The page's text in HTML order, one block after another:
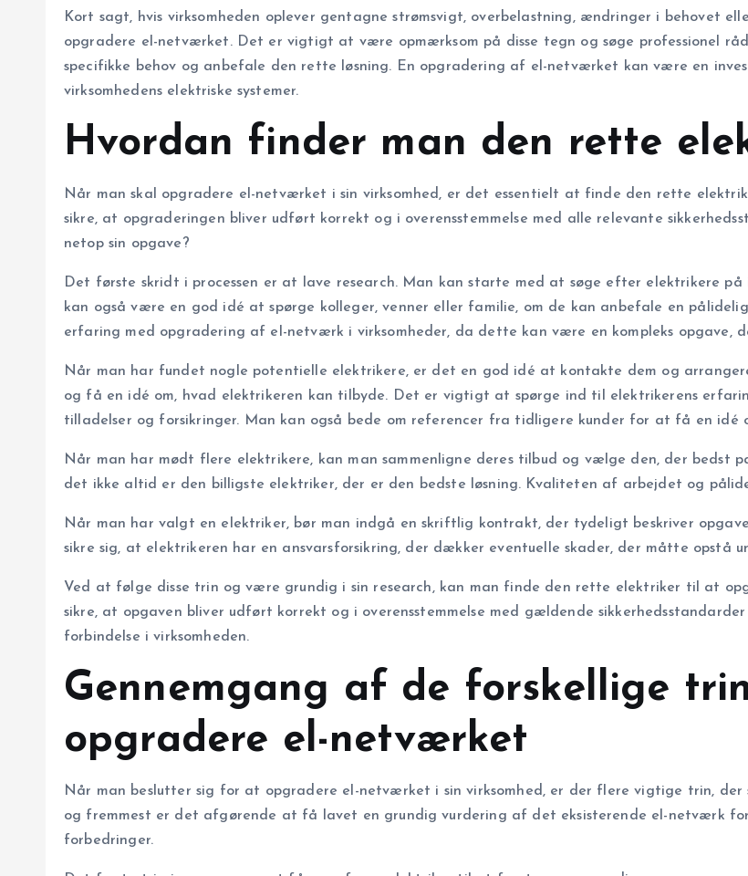
Kort sagt, hvis virksomheden oplever gentagne strømsvigt, overbelastning, ændringer i behovet
opgradere el-netværket. Det er vigtigt at være opmærksom på disse tegn og søge professionel
specifikke behov og anbefale den rette løsning. En opgradering af el-netværket kan være en
virksomhedens elektriske systemer.
Hvordan finder man den rette
Når man skal opgradere el-netværket i sin virksomhed, er det essentielt at finde den rette
sikre, at opgraderingen bliver udført korrekt og i overensstemmelse med alle relevante
netop sin opgave?
Det første skridt i processen er at lave research. Man kan starte med at søge efter elektrikere
kan også være en god idé at spørge kolleger, venner eller familie, om de kan anbefale en
erfaring med opgradering af el-netværk i virksomheder, da dette kan være en kompleks opgave,
Når man har fundet nogle potentielle elektrikere, er det en god idé at kontakte dem og
og få en idé om, hvad elektrikeren kan tilbyde. Det er vigtigt at spørge ind til elektrikerens
tilladelser og forsikringer. Man kan også bede om referencer fra tidligere kunder for at få en idé
Når man har mødt flere elektrikere, kan man sammenligne deres tilbud og vælge den, der bedst
det ikke altid er den billigste elektriker, der er den bedste løsning. Kvaliteten af arbejdet og
Når man har valgt en elektriker, bør man indgå en skriftlig kontrakt, der tydeligt beskriver
sikre sig, at elektrikeren har en ansvarsforsikring, der dækker eventuelle skader, der måtte opstå
Ved at følge disse trin og være grundig i sin research, kan man finde den rette elektriker til at
sikre, at opgaven bliver udført korrekt og i overensstemmelse med gældende
forbindelse i virksomheden.
Gennemgang af de forskellige
opgradere el-netværket
Når man beslutter sig for at opgradere el-netværket i sin virksomhed, er der flere vigtige trin,
og fremmest er det afgørende at få lavet en grundig vurdering af det eksisterende el-netværk
forbedringer.